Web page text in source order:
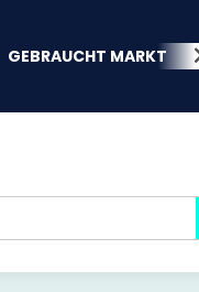
GEBRAUCHT MARKT